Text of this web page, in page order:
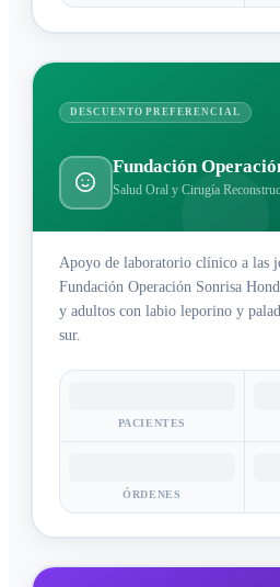
DESCUENTO PREFERENCIAL
Fundación
Salud Oral y Cirugía
Apoyo de laboratorio clínico a las
Fundación Operación Sonrisa
y adultos con labio leporino y
sur.
PACIENTES
ÓRDENES